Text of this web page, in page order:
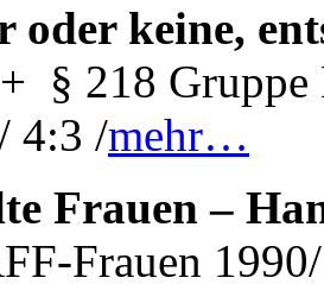
oder keine,
§ 218 Gruppe
4:3 /mehr…
Frauen –
Frauen